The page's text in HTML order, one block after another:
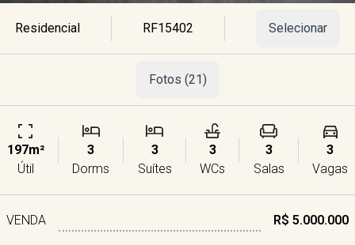
Residencial RF15402 Selecionar
Fotos (21)
197m²
Útil
3
Dorms
3
Suítes
3
WCs
3
Salas
3
Vagas
VENDA R$ 5.000.000